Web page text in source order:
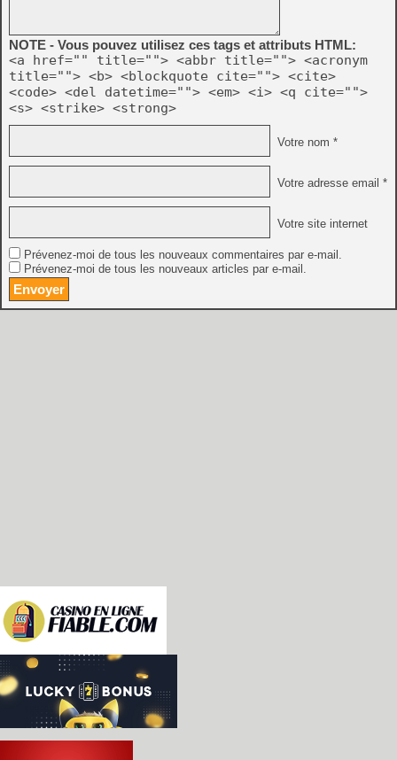
NOTE - Vous pouvez utilisez ces tags et attributs HTML:
<a href="" title=""> <abbr title=""> <acronym
title=""> <b> <blockquote cite=""> <cite>
<code> <del datetime=""> <em> <i> <q cite="">
<s> <strike> <strong>
Votre nom *
Votre adresse email *
Votre site internet
Prévenez-moi de tous les nouveaux commentaires par e-mail.
Prévenez-moi de tous les nouveaux articles par e-mail.